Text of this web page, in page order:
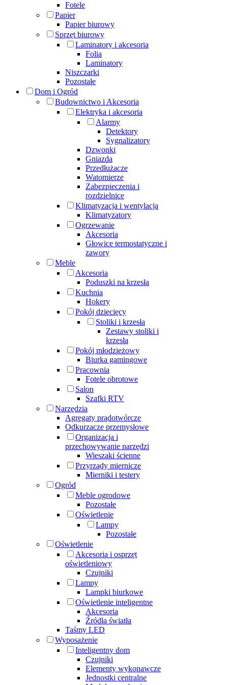
Fotele
Papier
Papier biurowy
Sprzęt biurowy
Laminatory i akcesoria
Folia
Laminatory
Niszczarki
Pozostałe
Dom i Ogród
Budownictwo i Akcesoria
Elektryka i akcesoria
Alarmy
Detektory
Sygnalizatory
Dzwonki
Gniazda
Przedłużacze
Watomierze
Zabezpieczenia i
rozdzielnice
Klimatyzacja i wentylacja
Klimatyzatory
Ogrzewanie
Akcesoria
Głowice termostatyczne i
zawory
Meble
Akcesoria
Poduszki na krzesła
Kuchnia
Hokery
Pokój dziecięcy
Stoliki i krzesła
Zestawy stoliki i
krzesła
Pokój młodzieżowy
Biurka gamingowe
Pracownia
Fotele obrotowe
Salon
Szafki RTV
Narzędzia
Agregaty prądotwórcze
Odkurzacze przemysłowe
Organizacja i
przechowywanie narzędzi
Wieszaki ścienne
Przyrządy miernicze
Mierniki i testery
Ogród
Meble ogrodowe
Pozostałe
Oświetlenie
Lampy
Pozostałe
Oświetlenie
Akcesoria i osprzęt
oświetleniowy
Czujniki
Lampy
Lampki biurkowe
Oświetlenie inteligentne
Akcesoria
Źródła światła
Taśmy LED
Wyposażenie
Inteligentny dom
Czujniki
Elementy wykonawcze
Jednostki centralne